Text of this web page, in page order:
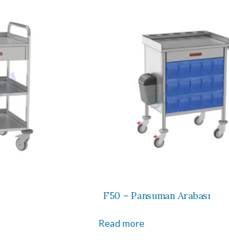
F50 – Pansuman Arabası
Read more